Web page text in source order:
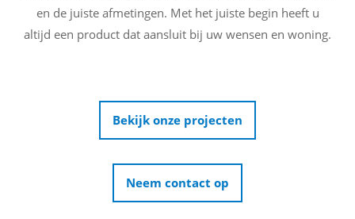
en de juiste afmetingen. Met het juiste begin heeft u
altijd een product dat aansluit bij uw wensen en woning.
Bekijk onze projecten
Neem contact op